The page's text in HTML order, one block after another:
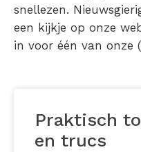
snellezen.
een kijkje op onze
in voor één van onze
Praktisch
en trucs